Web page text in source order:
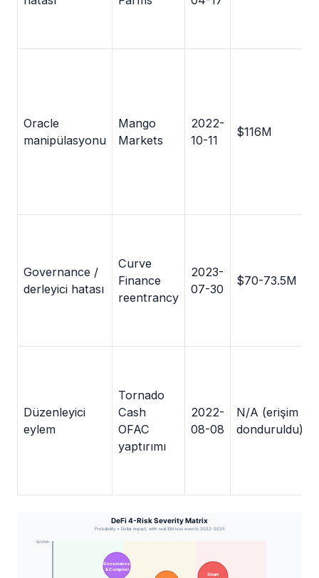
Oracle
manipülasyonu
Mango
Markets
2022-
10-11
$116M
Governance /
derleyici hatası
Curve
Finance
reentrancy
2023-
07-30
$70-73.5M
Düzenleyici
eylem
Tornado
Cash
OFAC
yaptırımı
2022-
08-08
N/A (erişim
donduruldu)